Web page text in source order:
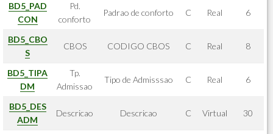
BD5_PAD
CON
Pd.
conforto
Padrao de conforto C Real 6
BD5_CBO
S
CBOS CODIGO CBOS C Real 8
BD5_TIPA
DM
Tp.
Admissao
Tipo de Admisssao C Real 6
BD5_DES
ADM
Descricao Descricao C Virtual 30